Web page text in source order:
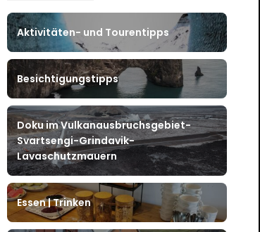
Aktivitäten- und Tourentipps
Besichtigungstipps
Doku im Vulkanausbruchsgebiet-
Svartsengi-Grindavik-
Lavaschutzmauern
Essen | Trinken